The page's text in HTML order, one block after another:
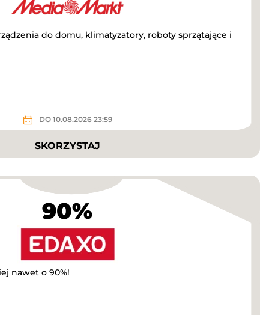
do domu, klimatyzatory, roboty sprzątające i
DO 10.08.2026 23:59
SKORZYSTAJ
90%
nawet o 90%!